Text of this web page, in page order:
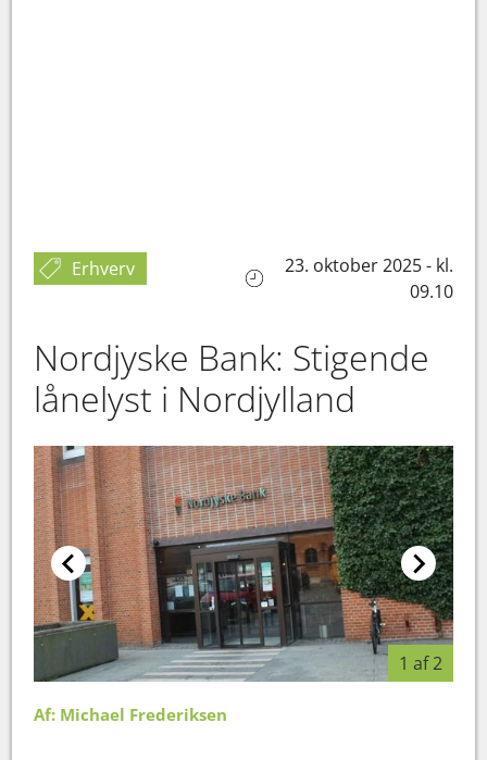
Erhverv
23. oktober 2025 - kl.
09.10
Nordjyske Bank: Stigende
lånelyst i Nordjylland
1 af 2
Af: Michael Frederiksen